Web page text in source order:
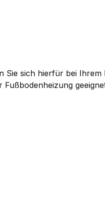
Sie sich hierfür bei Ihrem